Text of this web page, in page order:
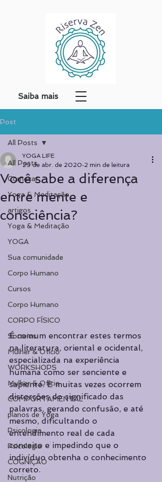
Saiba mais
Post
All Posts
Começar
Yoga & Meditação
artigos
Yoga & Meditação
YOGA
Sua comunidade
Corpo Humano
Cursos
Corpo Humano
CORPO FÍSICO
Sorteios
Mulher & Ofício
WORKSHOPS
Mulher & Ofício
COMPORTAMENTAL
planos de Yoga
Psicologia
Psicologia
COGNIÇÃO
Nutrição
All Posts
Você sabe a diferença
entre mente e
consciência?
YOGA LIFE
29 de abr. de 2020 2 min de leitura
É comum encontrar estes termos
na literatura, oriental e ocidental,
especializada na experiência
humana como ser senciente e
sapiente. E muitas vezes ocorrem
distorções do significado das
palavras, gerando confusão, e até
mesmo, dificultando o
entendimento real de cada
conceito e impedindo que o
indivíduo obtenha o conhecimento
correto.